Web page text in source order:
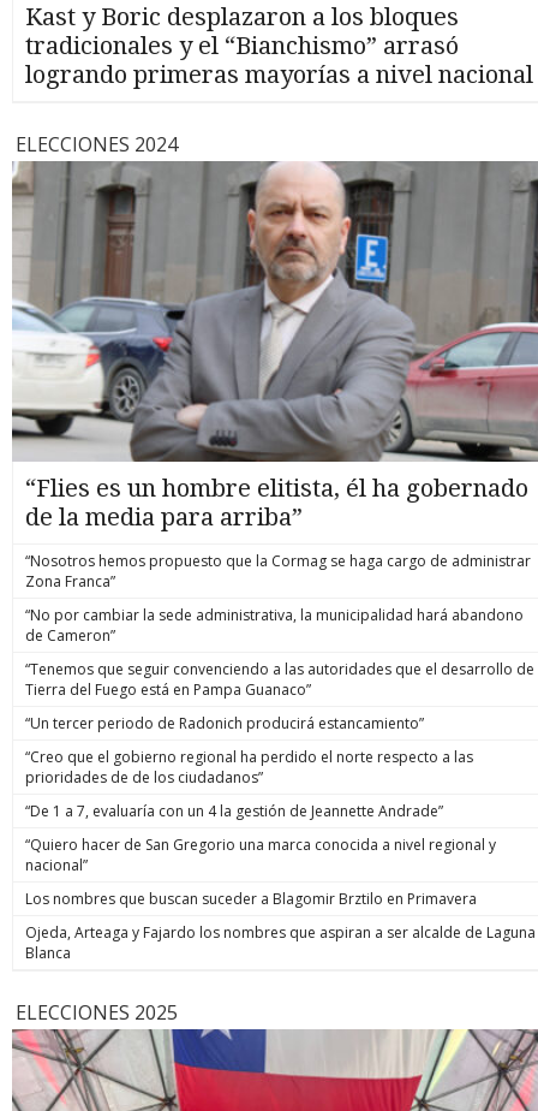
Kast y Boric desplazaron a los bloques
tradicionales y el “Bianchismo” arrasó
logrando primeras mayorías a nivel nacional
ELECCIONES 2024
“Flies es un hombre elitista, él ha gobernado
de la media para arriba”
“Nosotros hemos propuesto que la Cormag se haga cargo de administrar
Zona Franca”
“No por cambiar la sede administrativa, la municipalidad hará abandono
de Cameron”
“Tenemos que seguir convenciendo a las autoridades que el desarrollo de
Tierra del Fuego está en Pampa Guanaco”
“Un tercer periodo de Radonich producirá estancamiento”
“Creo que el gobierno regional ha perdido el norte respecto a las
prioridades de de los ciudadanos”
“De 1 a 7, evaluaría con un 4 la gestión de Jeannette Andrade”
“Quiero hacer de San Gregorio una marca conocida a nivel regional y
nacional”
Los nombres que buscan suceder a Blagomir Brztilo en Primavera
Ojeda, Arteaga y Fajardo los nombres que aspiran a ser alcalde de Laguna
Blanca
ELECCIONES 2025